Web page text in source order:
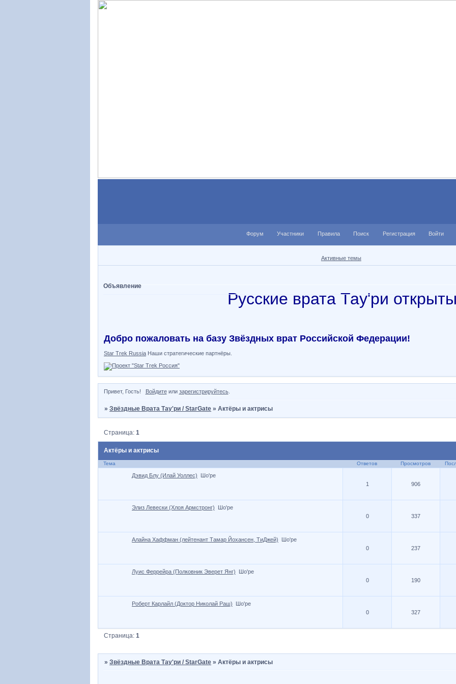
Форум Участники Правила Поиск Регистрация Войти
Активные темы
Объявление
Русские врата Тау'ри
Добро пожаловать на базу Звёздных врат Российской Федерации!
Star Trek Russia Наши стратегические партнёры.
Привет, Гость! Войдитеили зарегистрируйтесь.
»Звёздные Врата Тау'ри / StarGate »Актёры и актрисы
Актёры и актрисы
Страница:1
Тема Ответов Просмотров
Дэвид Блу (Илай Уоллес)
Шо'ре
1
906
Элиз Левески (Хлоя Армстронг)
Шо'ре
0
337
Алайна Хаффман (лейтенант Тамар Йохансен, ТиДжей)
Шо'ре
0
237
Луис Феррейра (Полковник Эверет Янг)
Шо'ре
0
190
Роберт Карлайл (Доктор Николай Раш)
Шо'ре
0
327
Страница:1
»Звёздные Врата Тау'ри / StarGate »Актёры и актрисы